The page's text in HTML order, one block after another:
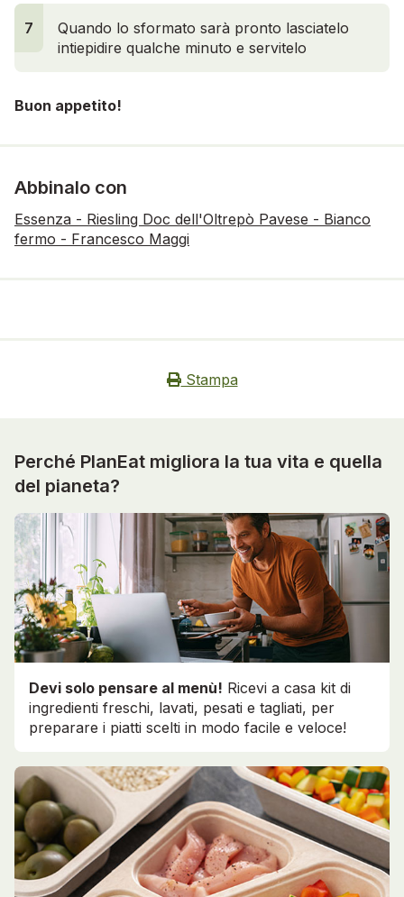
7
Quando lo sformato sarà pronto lasciatelo
intiepidire qualche minuto e servitelo
Buon appetito!
Abbinalo con
Essenza - Riesling Doc dell'Oltrepò Pavese - Bianco
fermo - Francesco Maggi
Stampa
Perché PlanEat migliora la tua vita e quella
del pianeta?
Devi solo pensare al menù! Ricevi a casa kit di
ingredienti freschi, lavati, pesati e tagliati, per
preparare i piatti scelti in modo facile e veloce!